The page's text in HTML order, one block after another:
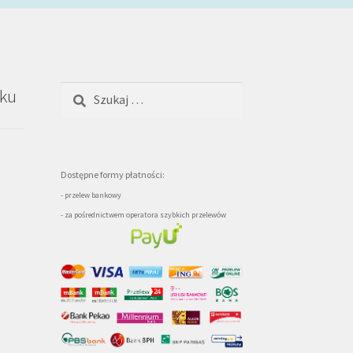
Szukaj:
Dostępne formy płatności:
- przelew bankowy
- za pośrednictwem operatora szybkich przelewów